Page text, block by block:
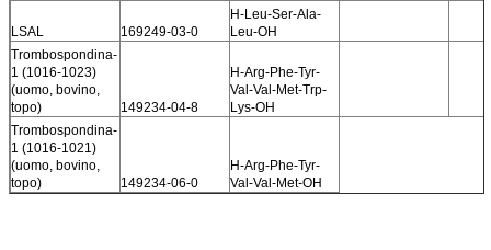
LSAL 169249-03-0
H-Leu-Ser-Ala-
Leu-OH
Trombospondina-
1 (1016-1023)
(uomo, bovino,
topo)
149234-04-8
H-Arg-Phe-Tyr-
Val-Val-Met-Trp-
Lys-OH
Trombospondina-
1 (1016-1021)
(uomo, bovino,
topo)
149234-06-0
H-Arg-Phe-Tyr-
Val-Val-Met-OH